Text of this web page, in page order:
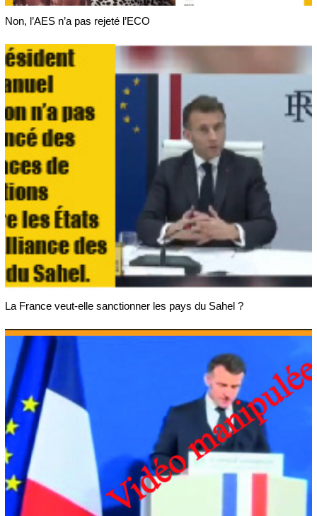
Non, l’AES n’a pas rejeté l’ECO
La France veut-elle sanctionner les pays du Sahel ?